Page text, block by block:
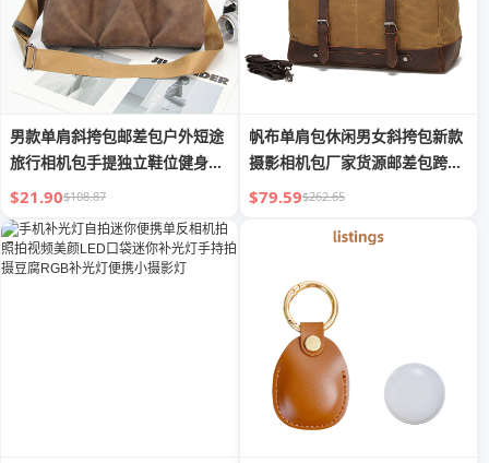
男款单肩斜挎包邮差包户外短途
旅行相机包手提独立鞋位健身包
潮
$21.90$108.87
帆布单肩包休闲男女斜挎包新款
摄影相机包厂家货源邮差包跨境
爆款
$79.59$262.65